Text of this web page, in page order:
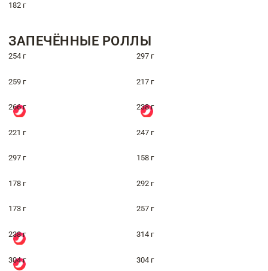
182 г
ЗАПЕЧЁННЫЕ РОЛЛЫ
254 г 297 г
259 г 217 г
266 г 238 г
221 г 247 г
297 г 158 г
178 г 292 г
173 г 257 г
238 г 314 г
304 г 304 г